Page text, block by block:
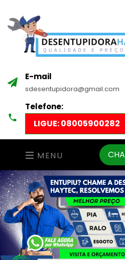
E-mail
sdesentupidora@gmail.com
Telefone:
LIGUE: 08005900282
MENU